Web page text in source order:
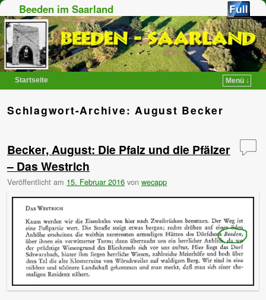
Beeden im Saarland
Startseite
Menü ↓
Schlagwort-Archive:August Becker
Becker, August: Die Pfalz und die Pfälzer
– Das Westrich
Veröffentlicht am 15. Februar 2016 von wecapp